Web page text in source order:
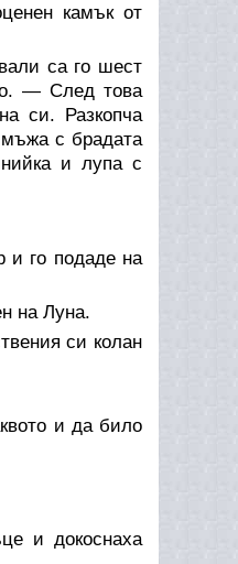
камък от
са го шест
— След това
си. Разкопча
с брадата
и лупа с
и го подаде на
на Луна.
си колан
и да било
и докоснаха